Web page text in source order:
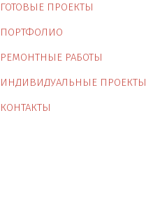
ГОТОВЫЕ ПРОЕКТЫ
ПОРТФОЛИО
РЕМОНТНЫЕ РАБОТЫ
ИНДИВИДУАЛЬНЫЕ ПРОЕКТЫ
КОНТАКТЫ